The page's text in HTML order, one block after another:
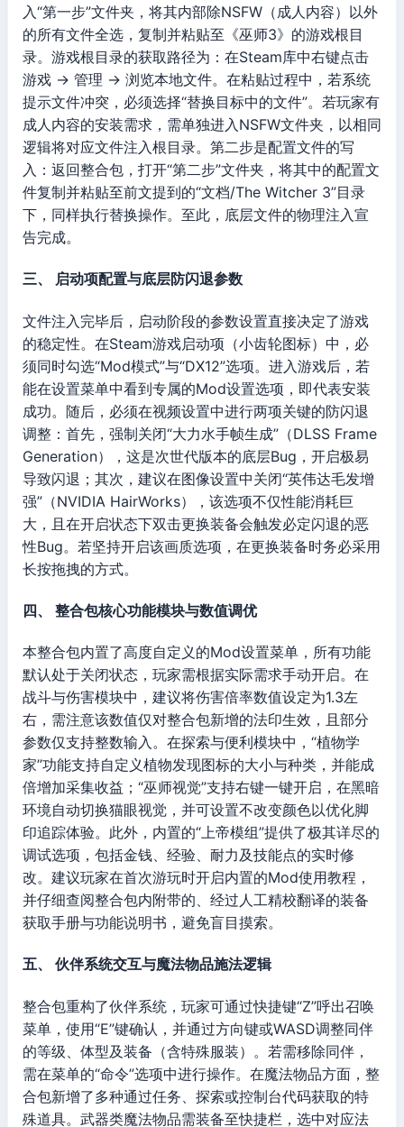
入“第一步”文件夹，将其内部除NSFW（成人内容）以外
的所有文件全选，复制并粘贴至《巫师3》的游戏根目
录。游戏根目录的获取路径为：在Steam库中右键点击
游戏 -> 管理 -> 浏览本地文件。在粘贴过程中，若系统
提示文件冲突，必须选择“替换目标中的文件”。若玩家有
成人内容的安装需求，需单独进入NSFW文件夹，以相同
逻辑将对应文件注入根目录。第二步是配置文件的写
入：返回整合包，打开“第二步”文件夹，将其中的配置文
件复制并粘贴至前文提到的“文档/The Witcher 3”目录
下，同样执行替换操作。至此，底层文件的物理注入宣
告完成。
三、 启动项配置与底层防闪退参数
文件注入完毕后，启动阶段的参数设置直接决定了游戏
的稳定性。在Steam游戏启动项（小齿轮图标）中，必
须同时勾选“Mod模式”与“DX12”选项。进入游戏后，若
能在设置菜单中看到专属的Mod设置选项，即代表安装
成功。随后，必须在视频设置中进行两项关键的防闪退
调整：首先，强制关闭“大力水手帧生成”（DLSS Frame
Generation），这是次世代版本的底层Bug，开启极易
导致闪退；其次，建议在图像设置中关闭“英伟达毛发增
强”（NVIDIA HairWorks），该选项不仅性能消耗巨
大，且在开启状态下双击更换装备会触发必定闪退的恶
性Bug。若坚持开启该画质选项，在更换装备时务必采用
长按拖拽的方式。
四、 整合包核心功能模块与数值调优
本整合包内置了高度自定义的Mod设置菜单，所有功能
默认处于关闭状态，玩家需根据实际需求手动开启。在
战斗与伤害模块中，建议将伤害倍率数值设定为1.3左
右，需注意该数值仅对整合包新增的法印生效，且部分
参数仅支持整数输入。在探索与便利模块中，“植物学
家”功能支持自定义植物发现图标的大小与种类，并能成
倍增加采集收益；“巫师视觉”支持右键一键开启，在黑暗
环境自动切换猫眼视觉，并可设置不改变颜色以优化脚
印追踪体验。此外，内置的“上帝模组”提供了极其详尽的
调试选项，包括金钱、经验、耐力及技能点的实时修
改。建议玩家在首次游玩时开启内置的Mod使用教程，
并仔细查阅整合包内附带的、经过人工精校翻译的装备
获取手册与功能说明书，避免盲目摸索。
五、 伙伴系统交互与魔法物品施法逻辑
整合包重构了伙伴系统，玩家可通过快捷键“Z”呼出召唤
菜单，使用“E”键确认，并通过方向键或WASD调整同伴
的等级、体型及装备（含特殊服装）。若需移除同伴，
需在菜单的“命令”选项中进行操作。在魔法物品方面，整
合包新增了多种通过任务、探索或控制台代码获取的特
殊道具。武器类魔法物品需装备至快捷栏，选中对应法